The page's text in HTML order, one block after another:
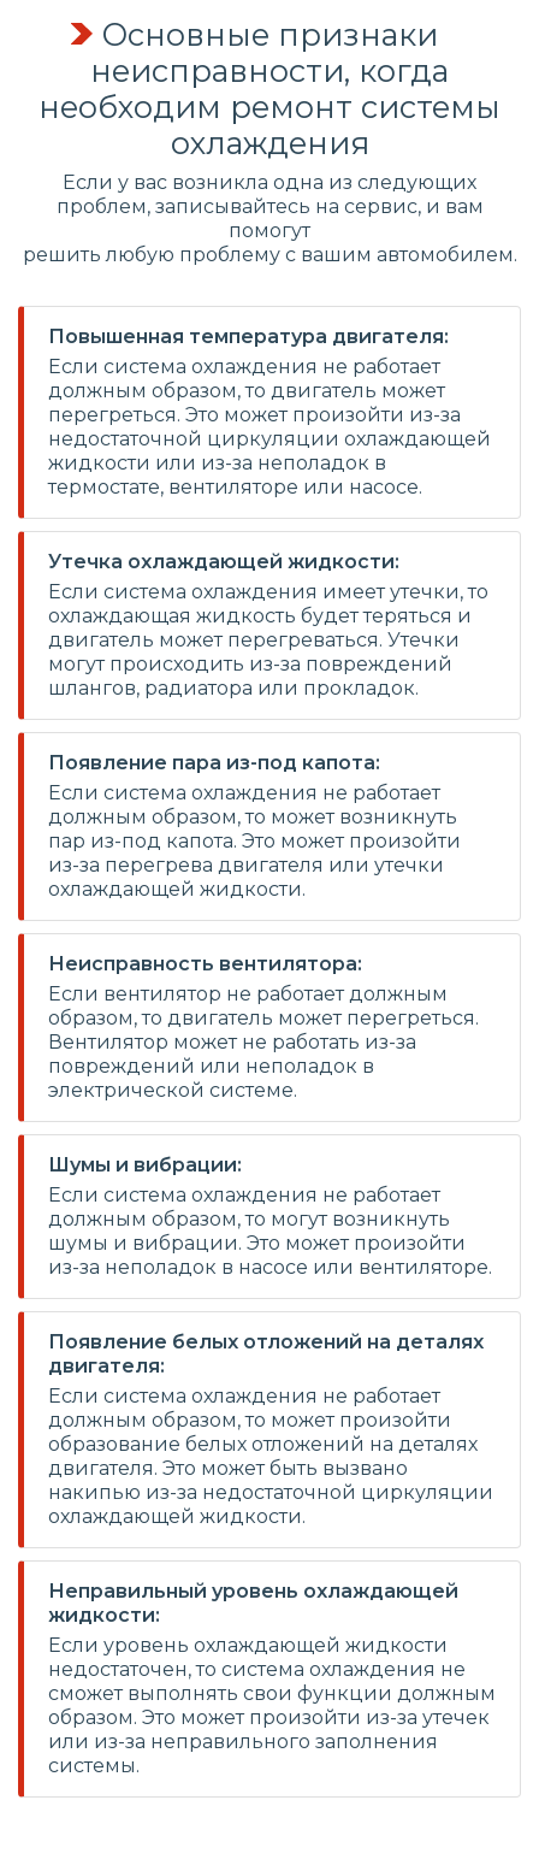
Основные признаки
неисправности, когда
необходим ремонт системы
охлаждения
Если у вас возникла одна из следующих
проблем, записывайтесь на сервис, и вам
помогут
решить любую проблему с вашим автомобилем.
Повышенная температура двигателя:
Если система охлаждения не работает
должным образом, то двигатель может
перегреться. Это может произойти из-за
недостаточной циркуляции охлаждающей
жидкости или из-за неполадок в
термостате, вентиляторе или насосе.
Утечка охлаждающей жидкости:
Если система охлаждения имеет утечки, то
охлаждающая жидкость будет теряться и
двигатель может перегреваться. Утечки
могут происходить из-за повреждений
шлангов, радиатора или прокладок.
Появление пара из-под капота:
Если система охлаждения не работает
должным образом, то может возникнуть
пар из-под капота. Это может произойти
из-за перегрева двигателя или утечки
охлаждающей жидкости.
Неисправность вентилятора:
Если вентилятор не работает должным
образом, то двигатель может перегреться.
Вентилятор может не работать из-за
повреждений или неполадок в
электрической системе.
Шумы и вибрации:
Если система охлаждения не работает
должным образом, то могут возникнуть
шумы и вибрации. Это может произойти
из-за неполадок в насосе или вентиляторе.
Появление белых отложений на деталях
двигателя:
Если система охлаждения не работает
должным образом, то может произойти
образование белых отложений на деталях
двигателя. Это может быть вызвано
накипью из-за недостаточной циркуляции
охлаждающей жидкости.
Неправильный уровень охлаждающей
жидкости:
Если уровень охлаждающей жидкости
недостаточен, то система охлаждения не
сможет выполнять свои функции должным
образом. Это может произойти из-за утечек
или из-за неправильного заполнения
системы.